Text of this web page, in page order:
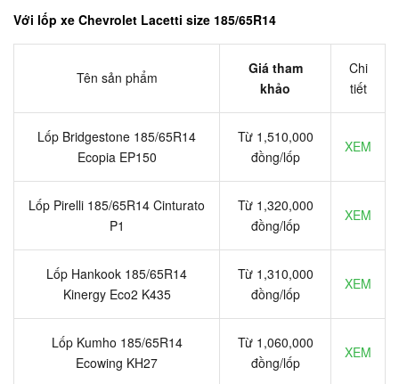
Với lốp xe Chevrolet Lacetti size 185/65R14
Tên sản phẩm
Giá tham
khảo
Chi
tiết
Lốp Bridgestone 185/65R14
Ecopia EP150
Từ 1,510,000
đồng/lốp
XEM
Lốp Pirelli 185/65R14 Cinturato
P1
Từ 1,320,000
đồng/lốp
XEM
Lốp Hankook 185/65R14
Kinergy Eco2 K435
Từ 1,310,000
đồng/lốp
XEM
Lốp Kumho 185/65R14
Ecowing KH27
Từ 1,060,000
đồng/lốp
XEM